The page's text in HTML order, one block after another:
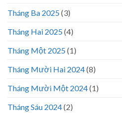
Tháng Ba 2025(3)
Tháng Hai 2025(4)
Tháng Một 2025(1)
Tháng Mười Hai 2024(8)
Tháng Mười Một 2024(1)
Tháng Sáu 2024(2)